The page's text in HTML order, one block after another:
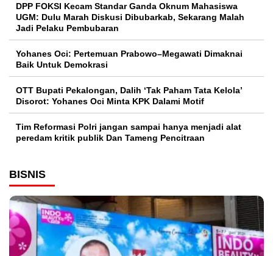
DPP FOKSI Kecam Standar Ganda Oknum Mahasiswa
UGM: Dulu Marah Diskusi Dibubarkab, Sekarang Malah
Jadi Pelaku Pembubaran
Yohanes Oci: Pertemuan Prabowo–Megawati Dimaknai
Baik Untuk Demokrasi
OTT Bupati Pekalongan, Dalih ‘Tak Paham Tata Kelola’
Disorot: Yohanes Oci Minta KPK Dalami Motif
Tim Reformasi Polri jangan sampai hanya menjadi alat
peredam kritik publik Dan Tameng Pencitraan
BISNIS